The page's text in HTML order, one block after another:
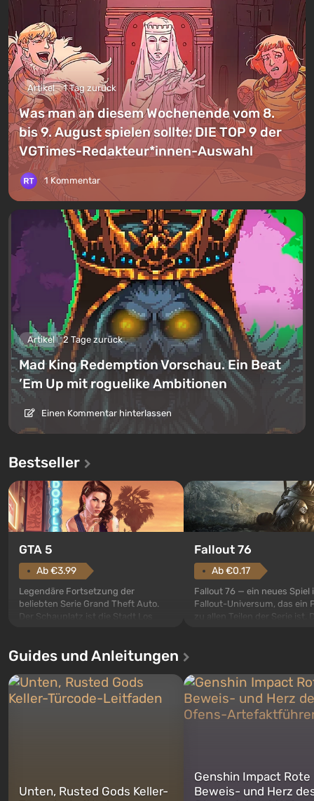
Artikel 1 Tag zurück
Was man an diesem Wochenende vom 8.
bis 9. August spielen sollte: DIE TOP 9 der
VGTimes-Redakteur*innen-Auswahl
1 Kommentar
Artikel 2 Tage zurück
Mad King Redemption Vorschau. Ein Beat
’Em Up mit roguelike Ambitionen
Einen Kommentar hinterlassen
Bestseller
GTA 5
Ab €3.99
Legendäre Fortsetzung der
beliebten Serie Grand Theft Auto.
Der Schauplatz ist die Stadt Los
ersten Mal erzählt das Spiel die
Geschichte von drei Charakteren:
Michael, Trevor und Franklin,
zwischen denen Sie jederzeit
wechse...
Fallout 76
Ab €0.17
Fallout 76 — ein neues Spiel
Fallout-Universum, das ein
zu allen Teilen der Serie ist.
nach dem Abwurf von
auf Amerika geöffnet wird.
Guides und Anleitungen
Unten, Rusted Gods Keller-
Genshin Impact Rote
Beweis- und Herz